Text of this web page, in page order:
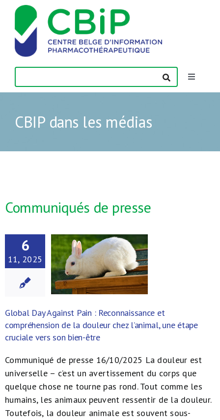
Passer
contenu
Toggle
Contact
À propos de nous
NL
CBIP dans les médias
Communiqués de presse
6
11, 2025
Global Day Against Pain : Reconnaissance et
compréhension de la douleur chez l’animal, une étape
cruciale vers son bien-être
Communiqué de presse 16/10/2025 La douleur est
universelle – c’est un avertissement du corps que
quelque chose ne tourne pas rond. Tout comme les
humains, les animaux peuvent ressentir de la douleur.
Toutefois, la douleur animale est souvent sous-